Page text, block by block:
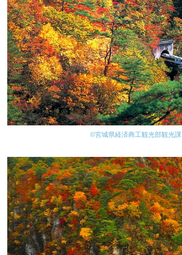
©宮城県経済商工観光部観光課